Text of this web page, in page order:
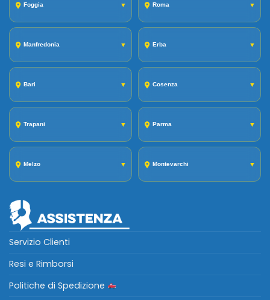
Foggia ▼ Roma ▼
Manfredonia ▼ Erba ▼
Bari ▼ Cosenza ▼
Trapani ▼ Parma ▼
Melzo ▼ Montevarchi ▼
Servizio Clienti
Resi e Rimborsi
Politiche di Spedizione